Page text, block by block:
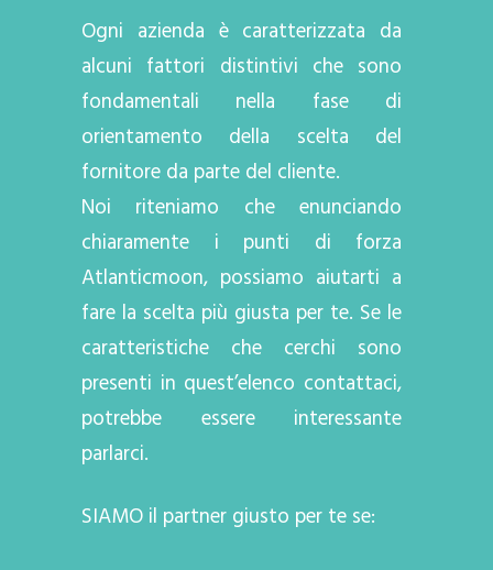
Ogni azienda è caratterizzata da
alcuni fattori distintivi che sono
fondamentali nella fase di
orientamento della scelta del
fornitore da parte del cliente.
Noi riteniamo che enunciando
chiaramente i punti di forza
Atlanticmoon, possiamo aiutarti a
fare la scelta più giusta per te. Se le
caratteristiche che cerchi sono
presenti in quest’elenco contattaci,
potrebbe essere interessante
parlarci.
SIAMO il partner giusto per te se: